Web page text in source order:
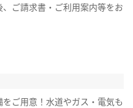
ご請求書・ご利用案内等をお
ご用意！水道やガス・電気も